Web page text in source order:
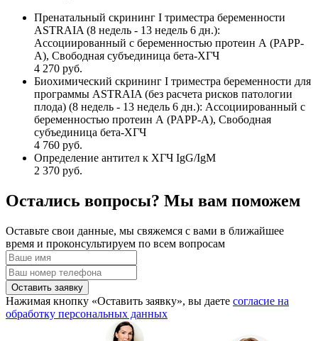
Пренатальный скрининг I триместра беременности
ASTRAIA (8 недель - 13 недель 6 дн.):
Ассоциированный с беременностью протеин А (PAPP-
A), Свободная субъединица бета-ХГЧ
4 270 руб.
Биохимический скрининг I триместра беременности для
программы ASTRAIA (без расчета рисков патологии
плода) (8 недель - 13 недель 6 дн.): Ассоциированный с
беременностью протеин А (PAPP-A), Свободная
субъединица бета-ХГЧ
4 760 руб.
Определение антител к ХГЧ IgG/IgM
2 370 руб.
Остались вопросы? Мы вам поможем
Оставьте свои данные, мы свяжемся с вами в ближайшее
время и проконсультируем по всем вопросам
Оставить заявку
Нажимая кнопку «Оставить заявку», вы даете согласие на
обработку персональных данных